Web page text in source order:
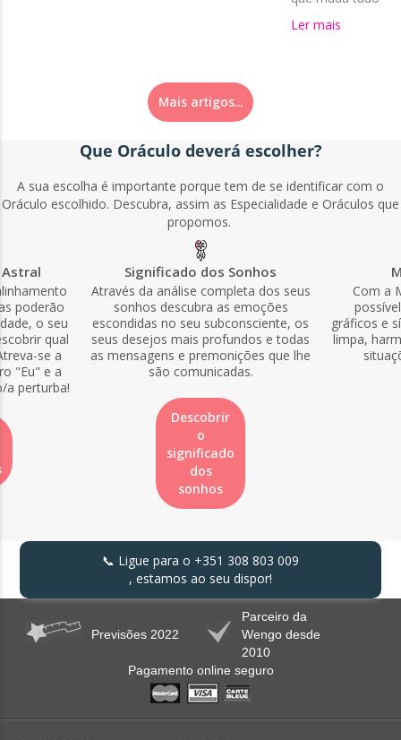
Ler mais
Mais artigos...
Que Oráculo deverá escolher?
A sua escolha é importante porque tem de se identificar com o
Oráculo escolhido. Descubra, assim as Especialidade e Oráculos que
propomos.
poderão
o seu
qual
se a
"Eu" e a
a perturba!
Significado dos Sonhos
Através da análise completa dos seus
sonhos descubra as emoções
escondidas no seu subconsciente, os
seus desejos mais profundos e todas
as mensagens e premonições que lhe
são comunicadas.
Descobrir
o
significado
dos
sonhos
Com a
gráficos e
limpa,
📞 Ligue para o +351 308 803 009
, estamos ao seu dispor!
Previsões 2022
Parceiro da
Wengo desde
2010
Pagamento online seguro